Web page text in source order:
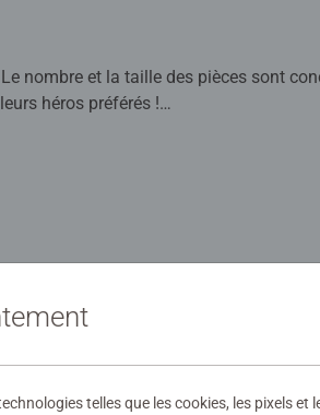
nombre et la taille des pièces sont
héros préférés !
en soi des enfants. Depuis plus
développement des petits.
telles que les cookies, les pixels